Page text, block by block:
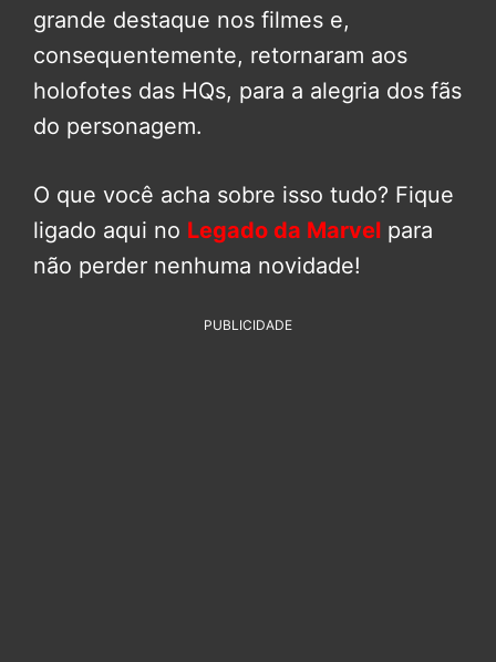
grande destaque nos filmes e,
consequentemente, retornaram aos
holofotes das HQs, para a alegria dos fãs
do personagem.
O que você acha sobre isso tudo? Fique
ligado aqui no Legado da Marvel para
não perder nenhuma novidade!
PUBLICIDADE